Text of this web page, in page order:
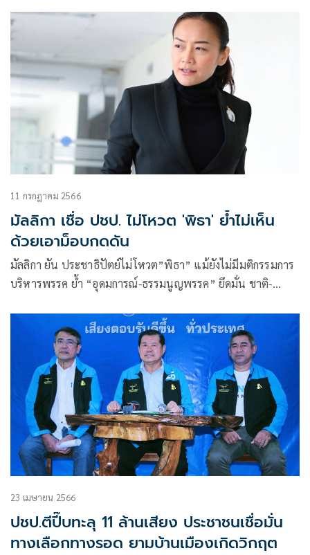
11 กรกฎาคม 2566
มัลลิกา เชื่อ ปชป. ไม่โหวต 'พิธา' ย้ำไม่เห็น
ด้วยเอาม็อบกดดัน
มัลลิกา ยัน ประชาธิปัตย์ไม่โหวต”พิธา” แม้ยังไม่มีมติกรรมการ
บริหารพรรค ย้ำ “อุดมการณ์-ธรรมนูญพรรค” ยึดมั่น ชาติ-
23 เมษายน 2566
ปชป.ตีปี๊บทะลุ 11 ล้านเสียง ประชาชนเชื่อมั่น
ทางเลือกทางรอด ยามบ้านเมืองเกิดวิกฤต